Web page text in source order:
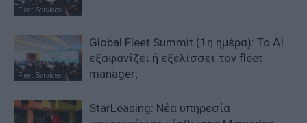
Fleet Services
Fleet Services
Global Fleet Summit (1η ημέρα): Το ΑΙ
εξαφανίζει ή εξελίσσει τον fleet
manager;
StarLeasing: Νέα υπηρεσία